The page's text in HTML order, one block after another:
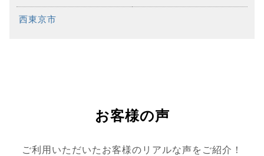
西東京市
お客様の声
ご利用いただいたお客様のリアルな声をご紹介！